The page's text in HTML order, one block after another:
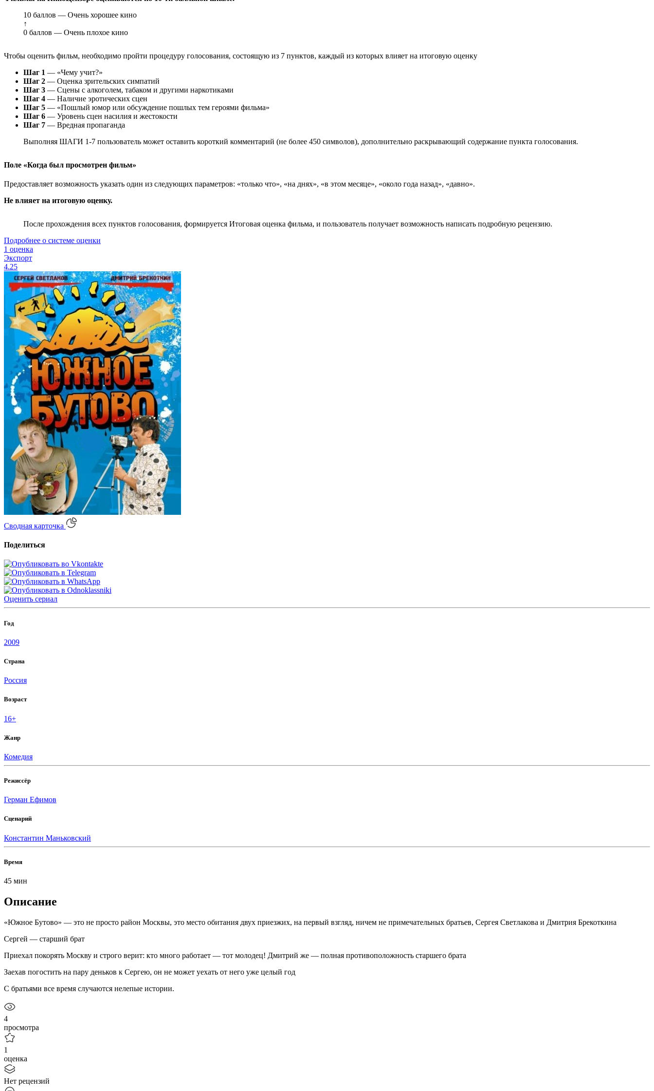
10 баллов — Очень хорошее кино
↑
0 баллов — Очень плохое кино
Чтобы оценить фильм, необходимо пройти процедуру голосования, состоящую из 7 пунктов, каждый из которых влияет на итоговую оценку
Шаг 1 — «Чему учит?»
Шаг 2 — Оценка зрительских симпатий
Шаг 3 — Сцены с алкоголем, табаком и другими наркотиками
Шаг 4 — Наличие эротических сцен
Шаг 5 — «Пошлый юмор или обсуждение пошлых тем героями фильма»
Шаг 6 — Уровень сцен насилия и жестокости
Шаг 7 — Вредная пропаганда
Выполняя ШАГИ 1-7 пользователь может оставить короткий комментарий (не более 450 символов), дополнительно раскрывающий содержание пункта голосования.
Поле «Когда был просмотрен фильм»
Предоставляет возможность указать один из следующих параметров: «только что», «на днях», «в этом месяце», «около года назад», «давно».
Не влияет на итоговую оценку.
После прохождения всех пунктов голосования, формируется Итоговая оценка фильма, и пользователь получает возможность написать подробную рецензию.
Подробнее о системе оценки
1 оценка
Экспорт
4.25
Сводная карточка
Поделиться
Оценить сериал
Год
2009
Страна
Россия
Возраст
16+
Жанр
Комедия
Режиссёр
Герман Ефимов
Сценарий
Константин Маньковский
Время
45 мин
Описание
«Южное Бутово» — это не просто район Москвы, это место обитания двух приезжих, на первый взгляд, ничем не примечательных братьев, Сергея Светлакова и Дмитрия Брекоткина
Сергей — старший брат
Приехал покорять Москву и строго верит: кто много работает — тот молодец! Дмитрий же — полная противоположность старшего брата
Заехав погостить на пару деньков к Сергею, он не может уехать от него уже целый год
С братьями все время случаются нелепые истории.
4
просмотра
1
оценка
Нет рецензий